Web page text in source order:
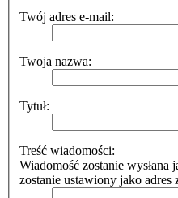
Twój adres e-mail:
Twoja nazwa:
Tytuł:
Treść wiadomości:
Wiadomość zostanie
zostanie ustawiony jako